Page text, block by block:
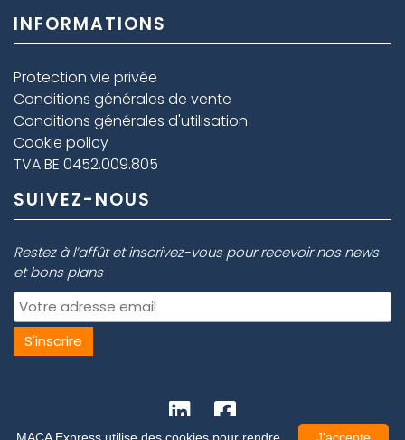
INFORMATIONS
Protection vie privée
Conditions générales de vente
Conditions générales d'utilisation
Cookie policy
TVA BE 0452.009.805
SUIVEZ-NOUS
Restez à l’affût et inscrivez-vous pour recevoir nos news
et bons plans